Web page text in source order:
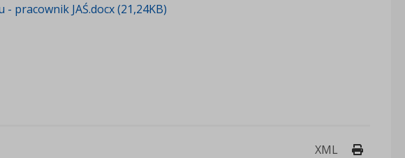
pracownik JAŚ.docx (21,24KB)
XML Drukuj